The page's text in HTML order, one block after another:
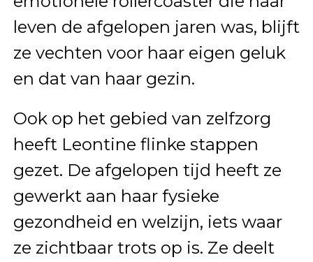
leven de afgelopen jaren was, blijft
ze vechten voor haar eigen geluk
en dat van haar gezin.
Ook op het gebied van zelfzorg
heeft Leontine flinke stappen
gezet. De afgelopen tijd heeft ze
gewerkt aan haar fysieke
gezondheid en welzijn, iets waar
ze zichtbaar trots op is. Ze deelt